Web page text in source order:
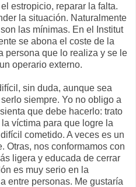
estropicio, reparar la falta.
la situación. Naturalmente
las mínimas. En el Institut
se abona el coste de la
persona que lo realiza y se le
operario externo.
sin duda, aunque sea
siempre. Yo no obligo a
que debe hacerlo: trato
víctima para que logre la
cometido. A veces es un
Otras, nos conformamos con
ligera y educada de cerrar
es muy serio en la
entre personas. Me gustaría